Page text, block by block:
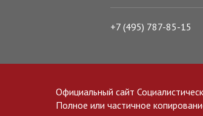
+7 (495) 787-85-15
Официальный сайт
Полное или частичное